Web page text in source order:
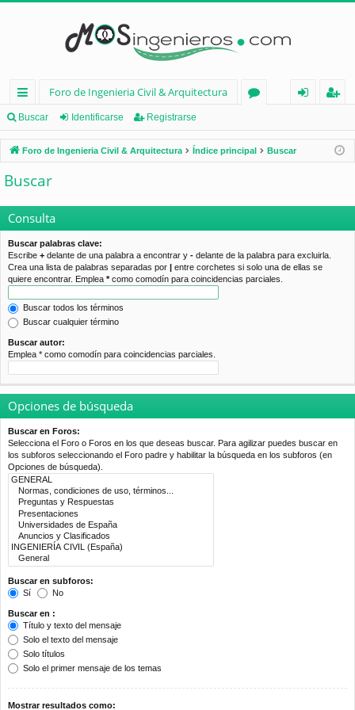
nl
ac
es
rá
pi
d
os
Foro de Ingenieria Civil & Arquitectura
os
nt
ifi
ist
ra
Buscar Identificarse Registrarse
Foro de Ingenieria Civil & Arquitectura Índice principal Buscar
Buscar
Consulta
Buscar palabras clave:
Escribe + delante de una palabra a encontrar y - delante de la palabra para excluirla.
Crea una lista de palabras separadas por | entre corchetes si solo una de ellas se
quiere encontrar. Emplea *como comodín para coincidencias parciales.
Buscar todos los términos
Buscar cualquier término
Buscar autor:
Emplea * como comodín para coincidencias parciales.
Opciones de búsqueda
Buscar en Foros:
Selecciona el Foro o Foros en los que deseas buscar. Para agilizar puedes buscar en
los subforos seleccionando el Foro padre y habilitar la búsqueda en los subforos (en
Opciones de búsqueda).
Buscar en subforos:
Sí
No
Buscar en :
Título y texto del mensaje
Solo el texto del mensaje
Solo títulos
Solo el primer mensaje de los temas
Mostrar resultados como: